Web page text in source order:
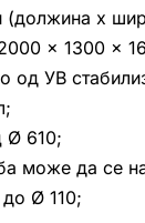
(должина х
× 1300 ×
од УВ
Ø 610;
може да се
Ø 110;